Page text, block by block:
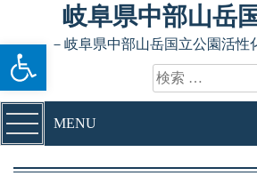
ツールバーを開く
Skip to content岐阜県中部山岳
－岐阜県中部山岳国立公園活性
検索:
MENU